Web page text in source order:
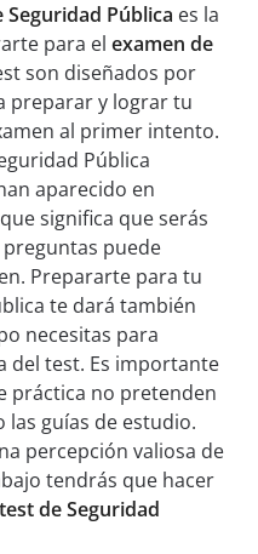
Pública es la
para el examen de
son diseñados por
preparar y lograr tu
al primer intento.
Pública
aparecido en
significa que serás
puede
Prepararte para tu
te dará también
necesitas para
del test. Es importante
práctica no pretenden
guías de estudio.
percepción valiosa de
tendrás que hacer
test de Seguridad